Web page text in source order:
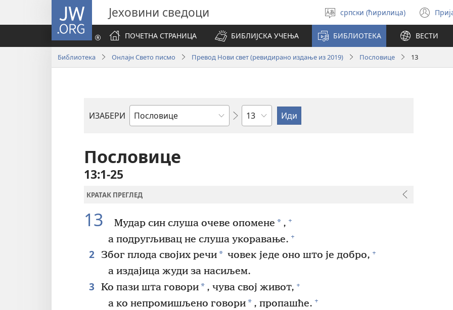
JW.ORG Јеховини сведоци
Изабери
језик
српски (ћирилица)
ПОЧЕТНА СТРАНИЦА
БИБЛИЈСКА УЧЕЊА БИБЛИОТЕКА ВЕСТИ
Библиотека Онлајн Свето писмо Превод Нови свет (ревидирано издање из 2019) Пословице 13
ИЗАБЕРИ
Библијска
Поглавље
Пословице
13:1-25
КРАТАК ПРЕГЛЕД
13 Мудар син слуша очеве опомене * , +
а подругљивац не слуша укоравање. +
2 Због плода својих речи* човек једе оно што је добро, +
а издајица жуди за насиљем.
3 Ко пази шта говори* , чува свој живот, +
а ко непромишљено говори* , пропашће. +